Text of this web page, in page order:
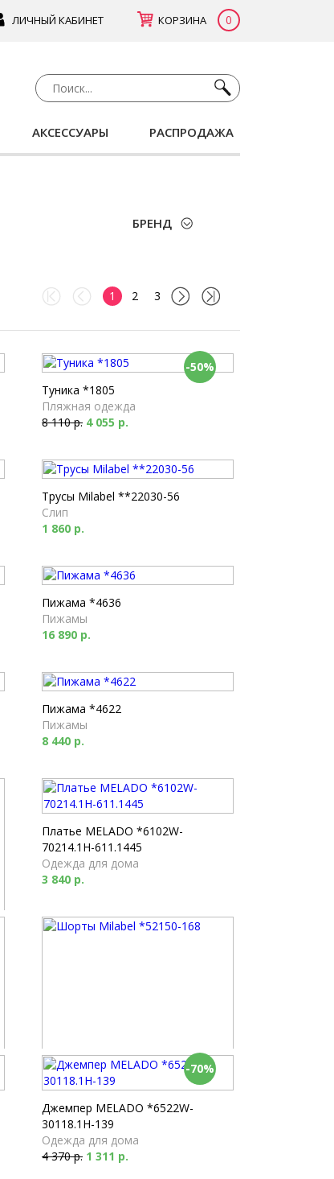
ЛИЧНЫЙ КАБИНЕТ КОРЗИНА 0
АКСЕССУАРЫ РАСПРОДАЖА
БРЕНД
1 2 3
-50%
Туника *1805
Пляжная одежда
8 110 р. 4 055 р.
Трусы Milabel **22030-56
Слип
1 860 р.
Пижама *4636
Пижамы
16 890 р.
Пижама *4622
Пижамы
8 440 р.
Платье MELADO *6102W-
70214.1H-611.1445
Одежда для дома
3 840 р.
Шорты Milabel *52150-168
Пижамы
2 610 р.
-70%
Джемпер MELADO *6522W-
30118.1H-139
Одежда для дома
4 370 р. 1 311 р.